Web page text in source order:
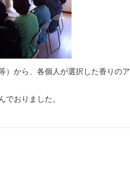
）から、各個人が選択した香りのア
おりました。